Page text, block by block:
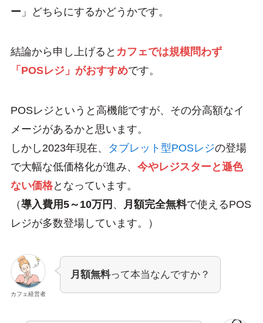
ー」どちらにするかどうかです。
結論から申し上げると カフェでは規模問わず
「POSレジ」がおすすめです。
POSレジというと高機能ですが、その分高額なイ
メージがあるかと思います。
しかし2023年現在、
タブレット型POSレジの登場
で大幅な低価格化が進み、 今やレジスターと遜色
ない価格となっています。
（導入費用5～10万円 、 月額完全無料で使えるPOS
レジが多数登場しています。）
カフェ経営者
月額無料って本当なんですか？